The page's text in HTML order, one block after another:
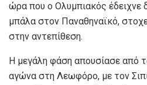
ώρα που ο Ολυμπιακός έδειχνε
μπάλα στον Παναθηναϊκό,
στην αντεπίθεση.
Η μεγάλη φάση απουσίασε από
αγώνα στη Λεωφόρο, με τον